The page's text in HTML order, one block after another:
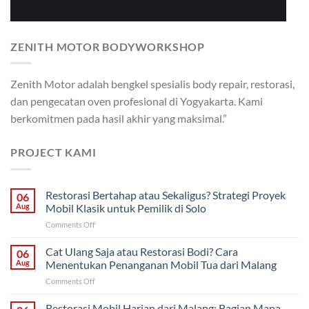
ZENITH MOTOR BODYWORKSHOP
Zenith Motor adalah bengkel spesialis body repair, restorasi,
dan pengecatan oven profesional di Yogyakarta. Kami
berkomitmen pada hasil akhir yang maksimal.”
PROJECT KAMI
06
Aug
Restorasi Bertahap atau Sekaligus? Strategi Proyek
Mobil Klasik untuk Pemilik di Solo
Comments Offon
Bertahap
atau
Sekaligus?
Strategi
Mobil
06
Aug
Cat Ulang Saja atau Restorasi Bodi? Cara
Menentukan Penanganan Mobil Tua dari Malang
Comments Offon
Ulang